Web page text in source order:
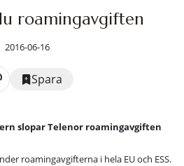
roamingavgiften
2016-06-16
Spara
slopar Telenor roamingavgiften
roamingavgifterna i hela EU och ESS.